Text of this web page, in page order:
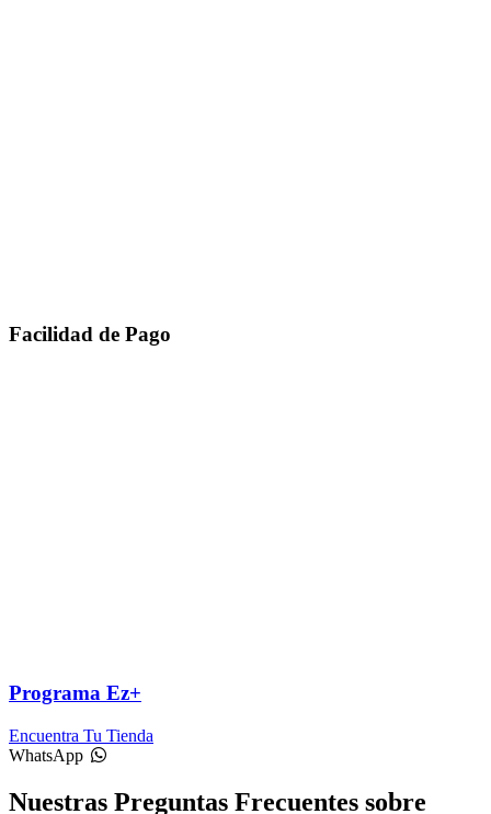
Facilidad de Pago
Programa Ez+
Encuentra Tu Tienda
WhatsApp
Nuestras Preguntas Frecuentes sobre